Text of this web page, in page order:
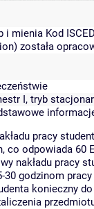
i mienia Kod
została
I, tryb
pracy
co odpowiada 60
nakładu pracy
30 godzinom
konieczny